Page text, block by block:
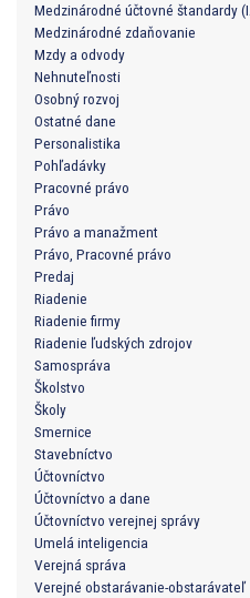
Medzinárodné účtovné štandardy
Medzinárodné zdaňovanie
Mzdy a odvody
Nehnuteľnosti
Osobný rozvoj
Ostatné dane
Personalistika
Pohľadávky
Pracovné právo
Právo
Právo a manažment
Právo, Pracovné právo
Predaj
Riadenie
Riadenie firmy
Riadenie ľudských zdrojov
Samospráva
Školstvo
Školy
Smernice
Stavebníctvo
Účtovníctvo
Účtovníctvo a dane
Účtovníctvo verejnej správy
Umelá inteligencia
Verejná správa
Verejné obstarávanie-obstarávateľ